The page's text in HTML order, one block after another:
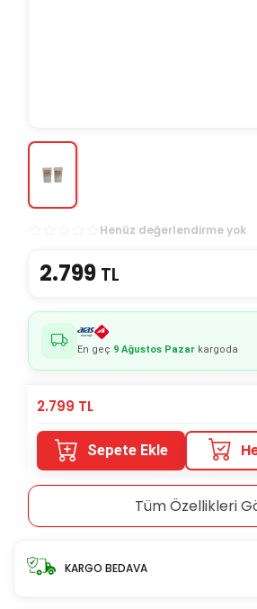
Henüz değerlendirme yok
2.799 TL
En geç 9 Ağustos Pazar kargoda
2.799 TL
Sepete Ekle
Tüm Özellikleri
KARGO BEDAVA